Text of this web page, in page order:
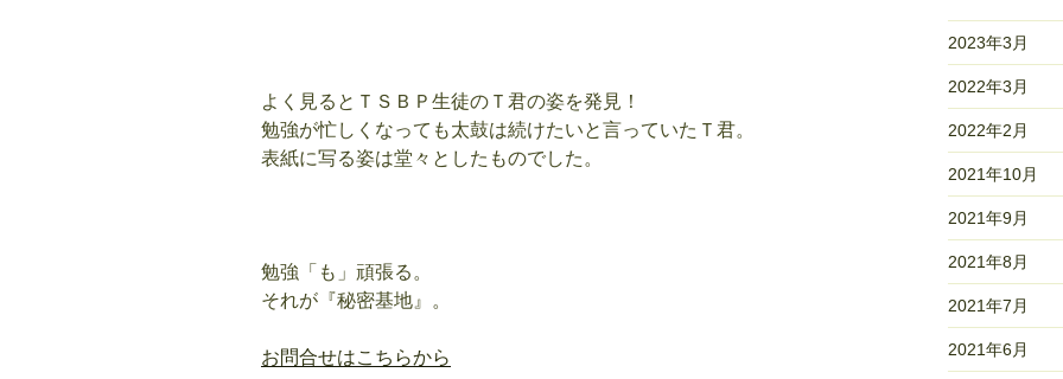
よく見るとＴＳＢＰ生徒のＴ君の姿を発見！
勉強が忙しくなっても太鼓は続けたいと言っていたＴ君。
表紙に写る姿は堂々としたものでした。
勉強「も」頑張る。
それが『秘密基地』。
お問合せはこちらから
2023年3月
2022年3月
2022年2月
2021年10月
2021年9月
2021年8月
2021年7月
2021年6月